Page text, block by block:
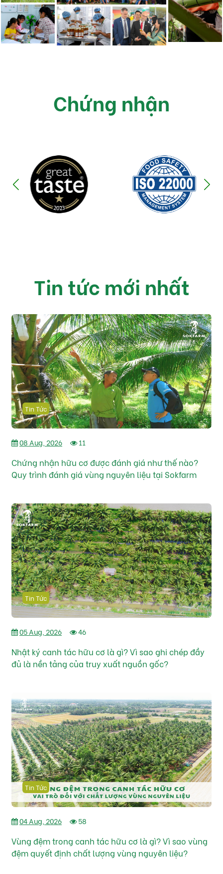
Chứng nhận
Tin tức mới nhất
Tin Tức
08 Aug, 2026 11
Chứng nhận hữu cơ được đánh giá như thế nào?
Quy trình đánh giá vùng nguyên liệu tại Sokfarm
Tin Tức
05 Aug, 2026 46
Nhật ký canh tác hữu cơ là gì? Vì sao ghi chép đầy
đủ là nền tảng của truy xuất nguồn gốc?
Tin Tức
04 Aug, 2026 58
Vùng đệm trong canh tác hữu cơ là gì? Vì sao vùng
đệm quyết định chất lượng vùng nguyên liệu?